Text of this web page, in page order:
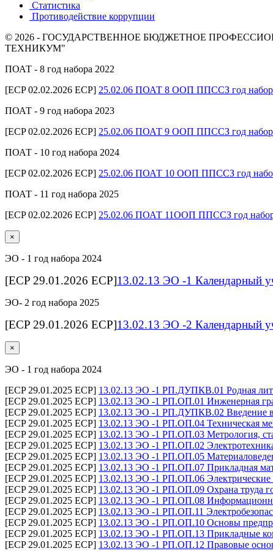
Статистика
Противодействие коррупции
© 2026 - ГОСУДАРСТВЕННОЕ БЮДЖЕТНОЕ
ТЕХНИКУМ"
ПОАТ - 8 год набора 2022
[ECP 02.02.2026 ECP] 25.02.06 ПОАТ 8 ООП ППССЗ год
ПОАТ - 9 год набора 2023
[ECP 02.02.2026 ECP] 25.02.06 ПОАТ 9 ООП ППССЗ год
ПОАТ - 10 год набора 2024
[ECP 02.02.2026 ECP] 25.02.06 ПОАТ 10 ООП ППССЗ год
ПОАТ - 11 год набора 2025
[ECP 02.02.2026 ECP] 25.02.06 ПОАТ 11ООП ППССЗ год
×
ЭО - 1 год набора 2024
[ECP 29.01.2026 ECP]13.02.13 ЭО -1 Календарный
ЭО- 2 год набора 2025
[ECP 29.01.2026 ECP]13.02.13 ЭО -2 Календарный
×
ЭО - 1 год набора 2024
[ECP 29.01.2025 ECP] 13.02.13 ЭО -1 РП.ДУПКВ.01 Родная
[ECP 29.01.2025 ECP] 13.02.13 ЭО -1 РП.ОП.01 Инженерная
[ECP 29.01.2025 ECP] 13.02.13 ЭО -1 РП.ДУПКВ.02 Введение в
[ECP 29.01.2025 ECP] 13.02.13 ЭО -1 РП.ОП.04 Техническая
[ECP 29.01.2025 ECP] 13.02.13 ЭО -1 РП.ОП.03 Метрология,
[ECP 29.01.2025 ECP] 13.02.13 ЭО -1 РП.ОП.02 Электротехника
[ECP 29.01.2025 ECP] 13.02.13 ЭО -1 РП.ОП.05
[ECP 29.01.2025 ECP] 13.02.13 ЭО -1 РП.ОП.07 Прикладная
[ECP 29.01.2025 ECP] 13.02.13 ЭО -1 РП.ОП.06 Электрические
[ECP 29.01.2025 ECP] 13.02.13 ЭО -1 РП.ОП.09 Охрана труда
[ECP 29.01.2025 ECP] 13.02.13 ЭО -1 РП.ОП.08
[ECP 29.01.2025 ECP] 13.02.13 ЭО -1 РП.ОП.11
[ECP 29.01.2025 ECP] 13.02.13 ЭО -1 РП.ОП.10 Основы
[ECP 29.01.2025 ECP] 13.02.13 ЭО -1 РП.ОП.13 Прикладные
[ECP 29.01.2025 ECP] 13.02.13 ЭО -1 РП.ОП.12 Правовые